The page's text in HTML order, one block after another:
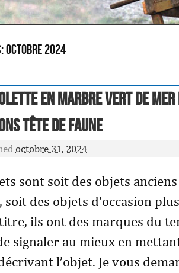
octobre 2024
en marbre vert de
tête de faune
octobre 31, 2024
sont soit des objets
des objets d’occasion
ils ont des marques du
signaler au mieux en
l’objet. Je vous